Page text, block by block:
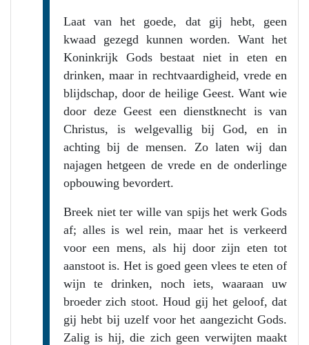
Laat van het goede, dat gij hebt, geen
kwaad gezegd kunnen worden. Want het
Koninkrijk Gods bestaat niet in eten en
drinken, maar in rechtvaardigheid, vrede en
blijdschap, door de heilige Geest. Want wie
door deze Geest een dienstknecht is van
Christus, is welgevallig bij God, en in
achting bij de mensen. Zo laten wij dan
najagen hetgeen de vrede en de onderlinge
opbouwing bevordert.
Breek niet ter wille van spijs het werk Gods
af; alles is wel rein, maar het is verkeerd
voor een mens, als hij door zijn eten tot
aanstoot is. Het is goed geen vlees te eten of
wijn te drinken, noch iets, waaraan uw
broeder zich stoot. Houd gij het geloof, dat
gij hebt bij uzelf voor het aangezicht Gods.
Zalig is hij, die zich geen verwijten maakt